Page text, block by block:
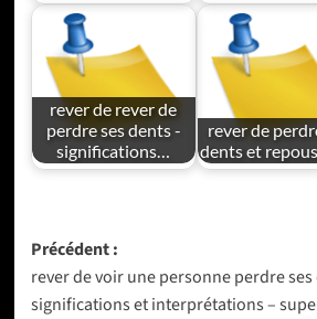
rever de rever de
perdre ses dents -
significations…
rever de
dents et
Navigation
d’article
Précédent :
rever de voir une personne perdre ses
significations et interprétations –